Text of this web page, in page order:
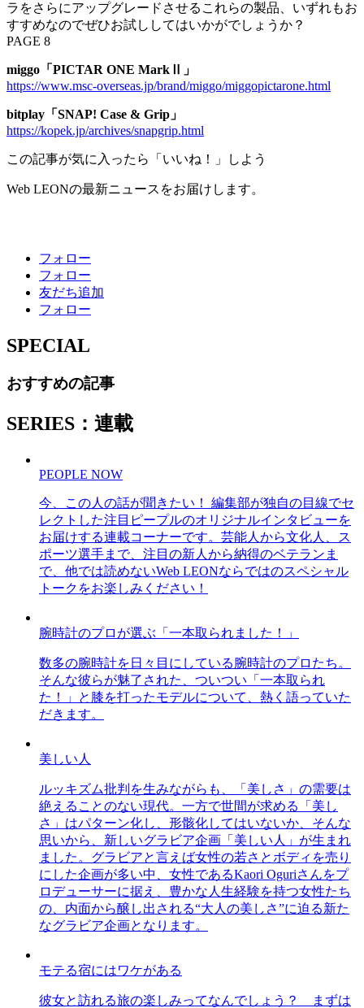
ラをさらにアップグレードさせるこれらの製品、いずれもお
すすめなのでぜひお試ししてはいかがでしょうか？
PAGE 8
miggo「PICTAR ONE MarkⅡ」
https://www.msc-overseas.jp/brand/miggo/miggopictarone.html
bitplay「SNAP! Case & Grip」
https://kopek.jp/archives/snapgrip.html
この記事が気に入ったら「いいね！」しよう
Web LEONの最新ニュースをお届けします。
フォロー
フォロー
友だち追加
フォロー
SPECIAL
おすすめの記事
SERIES：連載
PEOPLE NOW
今、この人の話が聞きたい！ 編集部が独自の目線でセ
レクトした注目ピープルのオリジナルインタビューを
お届けする連載コーナーです。芸能人から文化人、ス
ポーツ選手まで、注目の新人から納得のベテランま
で、他では読めないWeb LEONならではのスペシャル
トークをお楽しみください！
腕時計のプロが選ぶ「一本取られました！」
数多の腕時計を日々目にしている腕時計のプロたち。
そんな彼らが魅了された、ついつい「一本取られ
た！」と膝を打ったモデルについて、熱く語っていた
だきます。
美しい人
ルッキズム批判を生みながらも、「美しさ」の需要は
絶えることのない現代。一方で世間が求める「美し
さ」はパターン化し、形骸化してはいないか、そんな
思いから、新しいグラビア企画「美しい人」が生まれ
ました。グラビアと言えば女性の若さとボディを売り
にした企画が多い中、女性であるKaori Oguriさんをプ
ロデューサーに据え、豊かな人生経験を持つ女性たち
の、内面から醸し出される“大人の美しさ”に迫る新た
なグラビア企画となります。
モテる宿にはワケがある
彼女と訪れる旅の楽しみってなんでしょう？ まずは